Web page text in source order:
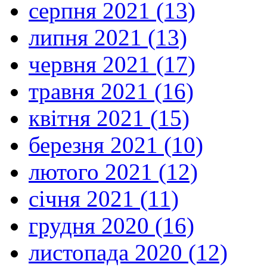
серпня 2021 (13)
липня 2021 (13)
червня 2021 (17)
травня 2021 (16)
квітня 2021 (15)
березня 2021 (10)
лютого 2021 (12)
січня 2021 (11)
грудня 2020 (16)
листопада 2020 (12)